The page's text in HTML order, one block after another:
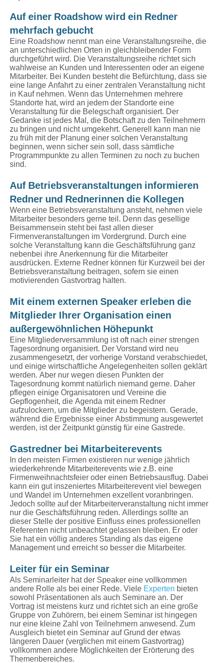
Auf einer Roadshow wird ein Redner
mehrfach gebucht
Eine Roadshow nennt man eine Veranstaltungsreihe, die
an unterschiedlichen Orten in gleichbleibender Form
durchgeführt wird. Die Veranstaltungsreihe richtet sich
wahlweise an Kunden und Interessenten oder an eigene
Mitarbeiter. Bei Kunden besteht die Befürchtung, dass sie
eine lange Anfahrt zu einer zentralen Veranstaltung nicht
in Kauf nehmen. Wenn das Unternehmen mehrere
Standorte hat, wird an jedem der Standorte eine
Veranstaltung für die Belegschaft organisiert. Der
Gedanke ist jedes Mal, die Botschaft zu den Teilnehmern
zu bringen und nicht umgekehrt. Generell kann man nie
zu früh mit der Planung einer solchen Veranstaltung
beginnen, wenn sicher sein soll, dass sämtliche
Programmpunkte zu allen Terminen zu noch zu buchen
sind.
Auf Betriebsveranstaltungen informieren
Redner und Rednerinnen die Kollegen
Wenn eine Betriebsveranstaltung ansteht, nehmen viele
Mitarbeiter besonders gerne teil. Denn das gesellige
Beisammensein steht bei fast allen dieser
Firmenveranstaltungen im Vordergrund. Durch eine
solche Veranstaltung kann die Geschäftsführung ganz
nebenbei ihre Anerkennung für die Mitarbeiter
ausdrücken. Externe Redner können für Kurzweil bei der
Betriebsveranstaltung beitragen, sofern sie einen
motivierenden Gastvortrag halten.
Mit einem externen Speaker erleben die
Mitglieder Ihrer Organisation einen
außergewöhnlichen Höhepunkt
Eine Mitgliederversammlung ist oft nach einer strengen
Tagesordnung organisiert. Der Vorstand wird neu
zusammengesetzt, der vorherige Vorstand verabschiedet,
und einige wirtschaftliche Angelegenheiten sollen geklärt
werden. Aber nur wegen diesen Punkten der
Tagesordnung kommt natürlich niemand gerne. Daher
pflegen einige Organisatoren und Vereine die
Gepflogenheit, die Agenda mit einem Redner
aufzulockern, um die Mitglieder zu begeistern. Gerade,
während die Ergebnisse einer Abstimmung ausgewertet
werden, ist der Zeitpunkt günstig für eine Gastrede.
Gastredner bei Mitarbeiterevents
In den meisten Firmen existieren nur wenige jährlich
wiederkehrende Mitarbeiterevents wie z.B. eine
Firmenweihnachtsfeier oder einen Betriebsausflug. Dabei
kann ein gut inszeniertes Mitarbeiterevent viel bewegen
und Wandel im Unternehmen exzellent voranbringen.
Jedoch sollte auf der Mitarbeiterveranstaltung nicht immer
nur die Geschäftsführung reden. Allerdings sollte an
dieser Stelle der positive Einfluss eines professionellen
Referenten nicht unbeachtet gelassen bleiben. Er oder
Sie hat ein völlig anderes Standing als das eigene
Management und erreicht so besser die Mitarbeiter.
Leiter für ein Seminar
Als Seminarleiter hat der Speaker eine vollkommen
andere Rolle als bei einer Rede. Viele Experten bieten
sowohl Präsentationen als auch Seminare an. Der
Vortrag ist meistens kurz und richtet sich an eine große
Gruppe von Zuhörern, bei einem Seminar ist hingegen
nur eine kleine Zahl von Teilnehmern anwesend. Zum
Ausgleich bietet ein Seminar auf Grund der etwas
längeren Dauer (verglichen mit einem Gastvortrag)
vollkommen andere Möglichkeiten der Erörterung des
Themenbereiches.